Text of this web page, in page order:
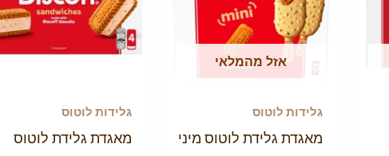
אזל מהמלאי
גלידות לוטוס
מאגדת גלידת לוטוס מיני
גלידות לוטוס
מאגדת גלידת לוטוס